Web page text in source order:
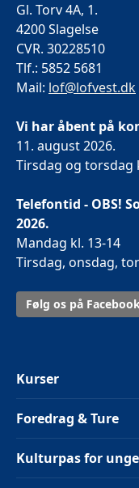
Gl. Torv 4A, 1.
4200 Slagelse
CVR. 30228510
Tlf.: 5852 5681
Mail: lof@lofvest.dk
Vi har åbent på
11. august 2026.
Tirsdag og torsdag
Telefontid - OBS!
2026.
Mandag kl. 13-14
Tirsdag, onsdag,
Følg os på
Kurser
Foredrag & Ture
Kulturpas for unge